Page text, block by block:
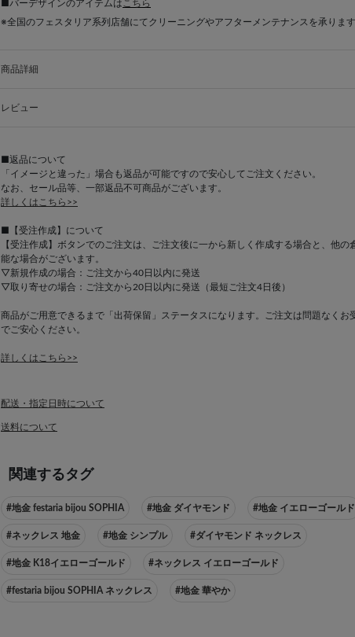
■バーデザインのアイテムは こちら
※全国のフェスタリア系列店舗にてクリーニングやアフターメンテナンスを承ります
商品詳細
レビュー
■返品について
「イメージと違った」場合も返品が可能ですので安心してご注文ください。
なお、セール品等、一部返品不可商品がございます。
詳しくはこちら>>
■【受注作成】について
【受注作成】ボタンでのご注文は、ご注文後に一から新しく作成する場合と、他の
能な場合がございます。
▽新規作成の場合：ご注文から40日以内に発送
▽取り寄せの場合：ご注文から20日以内に発送（最短ご注文4日後）
商品がご用意できるまで「出荷保留」ステータスになります。ご注文は問題なくお
でご安心ください。
詳しくはこちら>>
配送・指定日時について
送料について
関連するタグ
#地金 festaria bijou SOPHIA #地金 ダイヤモンド #地金 イエローゴールド
#ネックレス 地金 #地金 シンプル #ダイヤモンド ネックレス
#地金 K18イエローゴールド #ネックレス イエローゴールド
#festaria bijou SOPHIA ネックレス #地金 華やか